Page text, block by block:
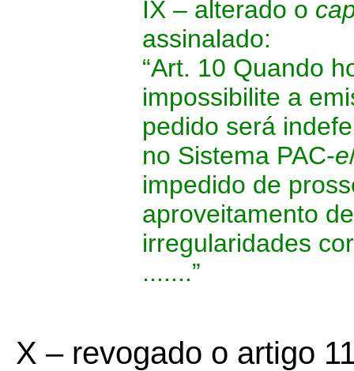
IX – alterado o
assinalado:
“Art. 10 Quando
impossibilite a
pedido será
no Sistema PAC-e
impedido de
aproveitamento
irregularidades
.......”
X – revogado o artigo